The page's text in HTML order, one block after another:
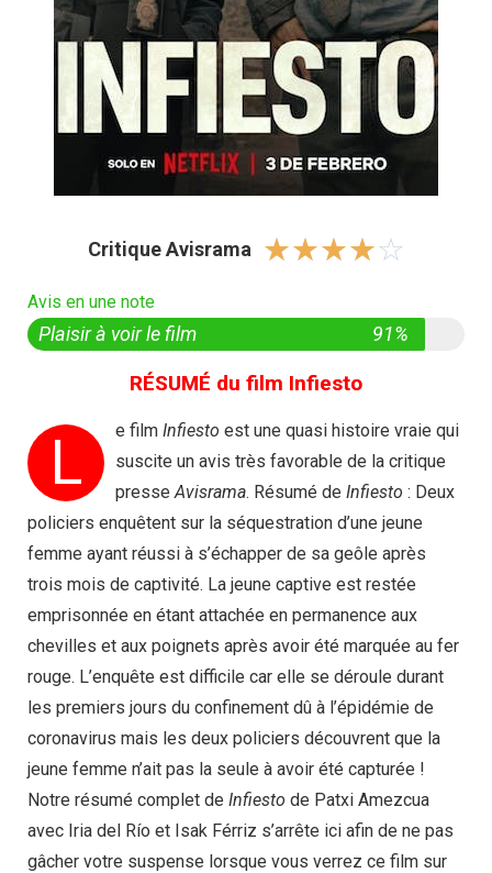
Critique Avisrama ☆☆☆☆☆
Avis en une note
Plaisir à voir le film 91%
RÉSUMÉ du film Infiesto
L e film Infiesto est une quasi histoire vraie qui
suscite un avis très favorable de la critique
presseAvisrama. Résumé de Infiesto : Deux
policiers enquêtent sur la séquestration d’une jeune
femme ayant réussi à s’échapper de sa geôle après
trois mois de captivité. La jeune captive est restée
emprisonnée en étant attachée en permanence aux
chevilles et aux poignets après avoir été marquée au fer
rouge. L’enquête est difficile car elle se déroule durant
les premiers jours du confinement dû à l’épidémie de
coronavirus mais les deux policiers découvrent que la
jeune femme n’ait pas la seule à avoir été capturée !
Notre résumé complet de Infiesto de Patxi Amezcua
avec Iria del Río et Isak Férriz s’arrête ici afin de ne pas
gâcher votre suspense lorsque vous verrez ce film sur